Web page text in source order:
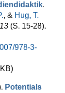
.
, & Hug, T.
(S. 15-28).
978-3-
Potentials